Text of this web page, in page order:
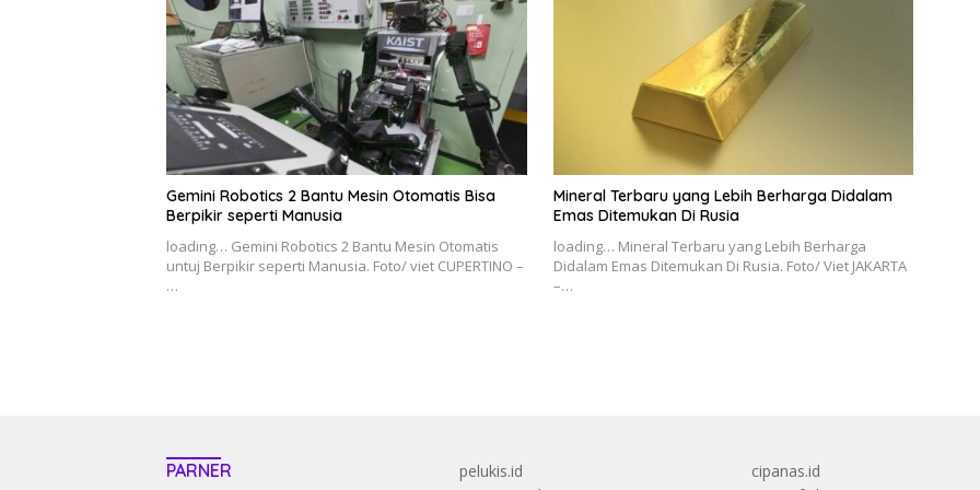
Gemini Robotics 2 Bantu Mesin Otomatis Bisa
Berpikir seperti Manusia
loading… Gemini Robotics 2 Bantu Mesin Otomatis
untuj Berpikir seperti Manusia. Foto/ viet CUPERTINO –
…
Mineral Terbaru yang Lebih Berharga Didalam
Emas Ditemukan Di Rusia
loading… Mineral Terbaru yang Lebih Berharga
Didalam Emas Ditemukan Di Rusia. Foto/ Viet JAKARTA
–…
PARNER
pelukis.id
cipanas.id